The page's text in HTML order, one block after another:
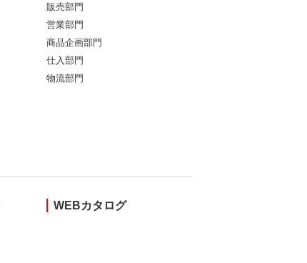
販売部門
営業部門
商品企画部門
仕入部門
物流部門
WEBカタログ